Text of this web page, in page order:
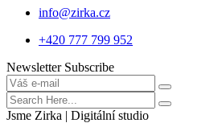
info@zirka.cz
+420 777 799 952
Newsletter Subscribe
Jsme Zirka | Digitální studio